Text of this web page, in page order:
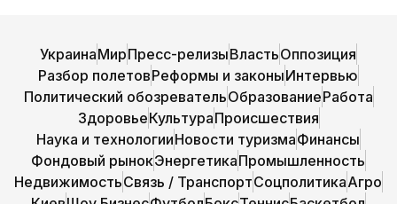
УкраинаМирПресс-релизыВластьОппозиция
Разбор полетовРеформы и законыИнтервью
Политический обозревательОбразованиеРабота
ЗдоровьеКультураПроисшествия
Наука и технологииНовости туризмаФинансы
Фондовый рынокЭнергетикаПромышленность
НедвижимостьСвязь / ТранспортСоцполитикаАгро